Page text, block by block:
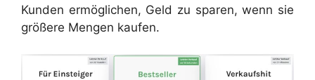
Kunden ermöglichen, Geld zu sparen, wenn sie
größere Mengen kaufen.